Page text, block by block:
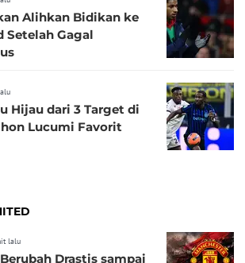
Alihkan Bidikan ke
Setelah Gagal
Hijau dari 3 Target di
Lucumi Favorit
lalu
Drastis sampai